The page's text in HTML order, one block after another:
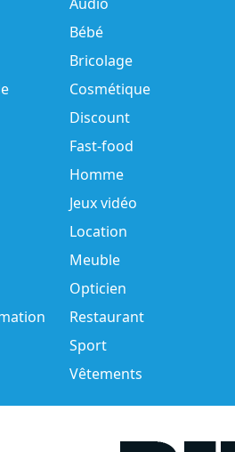
Bébé
Bricolage
Cosmétique
Discount
Fast-food
Homme
Jeux vidéo
Location
Meuble
Opticien
Restaurant
Sport
Vêtements